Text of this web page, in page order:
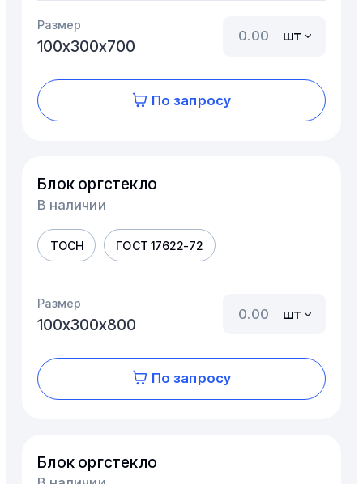
Размер
100х300х700
шт
По запросу
Блок оргстекло
В наличии
ТОСН ГОСТ 17622-72
Размер
100х300х800
шт
По запросу
Блок оргстекло